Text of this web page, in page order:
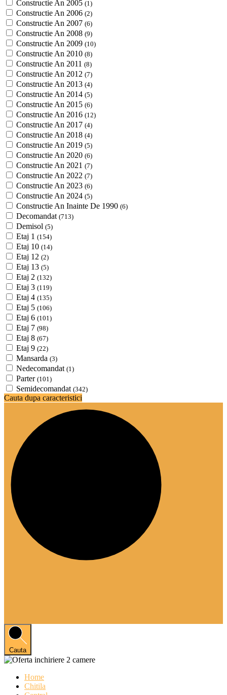
Constructie An 2005 (1)
Constructie An 2006 (2)
Constructie An 2007 (6)
Constructie An 2008 (9)
Constructie An 2009 (10)
Constructie An 2010 (8)
Constructie An 2011 (8)
Constructie An 2012 (7)
Constructie An 2013 (4)
Constructie An 2014 (5)
Constructie An 2015 (6)
Constructie An 2016 (12)
Constructie An 2017 (4)
Constructie An 2018 (4)
Constructie An 2019 (5)
Constructie An 2020 (6)
Constructie An 2021 (7)
Constructie An 2022 (7)
Constructie An 2023 (6)
Constructie An 2024 (5)
Constructie An Inainte De 1990 (6)
Decomandat (713)
Demisol (5)
Etaj 1 (154)
Etaj 10 (14)
Etaj 12 (2)
Etaj 13 (5)
Etaj 2 (132)
Etaj 3 (119)
Etaj 4 (135)
Etaj 5 (106)
Etaj 6 (101)
Etaj 7 (98)
Etaj 8 (67)
Etaj 9 (22)
Mansarda (3)
Nedecomandat (1)
Parter (101)
Semidecomandat (342)
Cauta dupa caracteristici
Cauta
Home
Chitila